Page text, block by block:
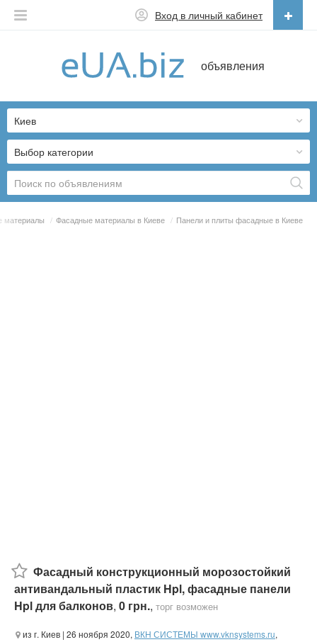
объявления
Вход в личный кабинет
Українська
Выбор категории
Киев
материалы / Фасадные материалы в Киеве / Панели и плиты фасадные в Киеве
Фасадный конструкционный морозостойкий
антивандальный пластик Hpl, фасадные панели
Hpl для балконов, 0 грн., торг возможен
из г. Киев | 26 ноября 2020, ВКН СИСТЕМЫ www.vknsystems.ru,